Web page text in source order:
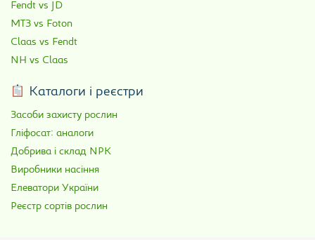
Fendt vs JD
МТЗ vs Foton
Claas vs Fendt
NH vs Claas
Каталоги і реєстри
Засоби захисту рослин
Гліфосат: аналоги
Добрива і склад NPK
Виробники насіння
Елеватори України
Реєстр сортів рослин